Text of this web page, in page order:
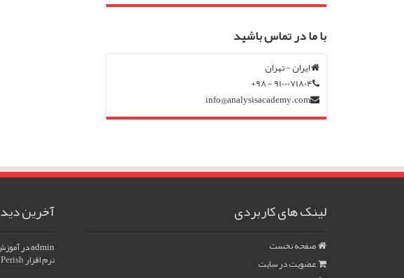
با ما در تماس باشید
ایران - تهران
9100071804 - 98+
info@analysisacademy.com
لینک های کاربردی
صفحه نخست
عضویت در سایت
آخرین
adminدر
نرم افزار Publish or Perish